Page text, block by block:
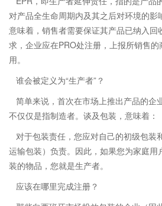
对产品全生命周期内及其之后对环境的影
意味着，销售者需要保证其产品已纳入回
求，企业应在PRO处注册，上报所销售
用。
谁会被定义为“生产者”？
简单来说，首次在市场上推出产品的企
不仅仅是指制造者。谈及包装，意味着：
对于包装责任，您应对自己的初级包装
运输包装）负责。因此，如果您为家庭用
装的物品，您就是生产者。
应该在哪里完成注册？